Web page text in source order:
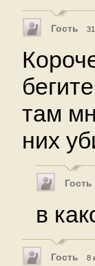
Гость
там
них
Гость
в
Гость 8